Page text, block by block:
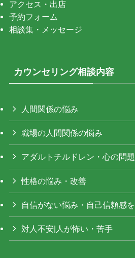
アクセス・出店
予約フォーム
相談集・メッセージ
カウンセリング相談内容
人間関係の悩み
職場の人間関係の悩み
アダルトチルドレン・心の問
性格の悩み・改善
自信がない悩み・自己信頼感
対人不安|人が怖い・苦手